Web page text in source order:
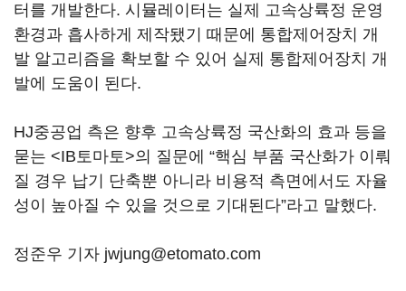
터를 개발한다. 시뮬레이터는 실제 고속상륙정 운영
환경과 흡사하게 제작됐기 때문에 통합제어장치 개
발 알고리즘을 확보할 수 있어 실제 통합제어장치 개
발에 도움이 된다.
HJ중공업 측은 향후 고속상륙정 국산화의 효과 등을
묻는 <IB토마토>의 질문에 “핵심 부품 국산화가 이뤄
질 경우 납기 단축뿐 아니라 비용적 측면에서도 자율
성이 높아질 수 있을 것으로 기대된다”라고 말했다.
정준우 기자 jwjung@etomato.com